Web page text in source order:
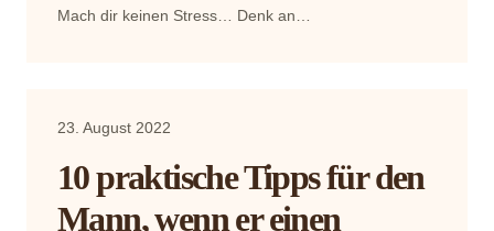
Mach dir keinen Stress… Denk an…
23. August 2022
10 praktische Tipps für den
Mann, wenn er einen